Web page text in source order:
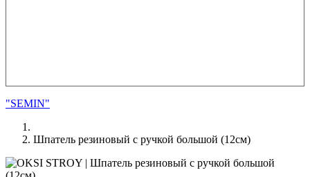
"SEMIN"
Шпатель резиновый с ручкой большой (12см)